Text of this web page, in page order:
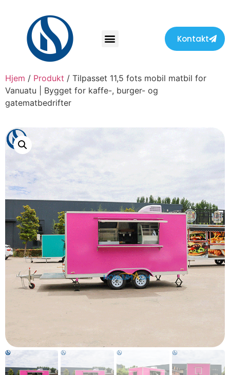
Kontakt
Hjem / Produkt / Tilpasset 11,5 fots mobil matbil for
Vanuatu | Bygget for kaffe-, burger- og
gatematbedrifter